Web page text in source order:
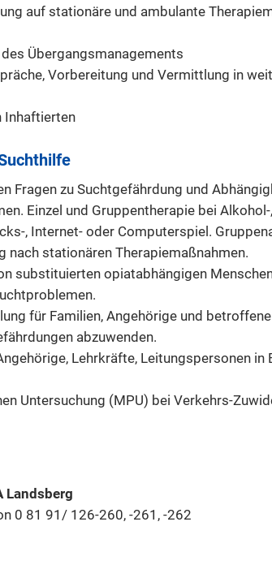
auf stationäre und ambulante
Übergangsmanagements
Vorbereitung und Vermittlung in
Inhaftierten
Fragen zu Suchtgefährdung und
Einzel und Gruppentherapie bei
, Internet- oder Computerspiel.
nach stationären Therapiemaßnahmen.
substituierten opiatabhängigen
für Familien, Angehörige und
abzuwenden.
Lehrkräfte, Leitungspersonen in
Untersuchung (MPU) bei Verkehrs-
Landsberg
0 81 91/ 126-260, -261, -262